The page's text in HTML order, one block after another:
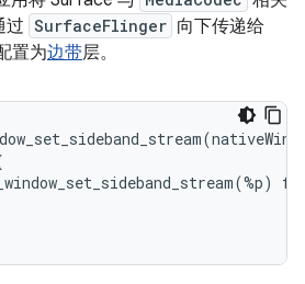
过 SurfaceFlinger 向下传递给
置为边带层。